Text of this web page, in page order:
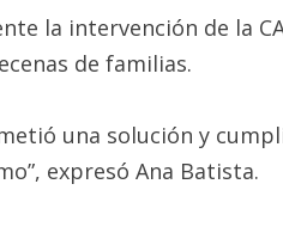
la intervención de la
de familias.
una solución y
expresó Ana Batista.